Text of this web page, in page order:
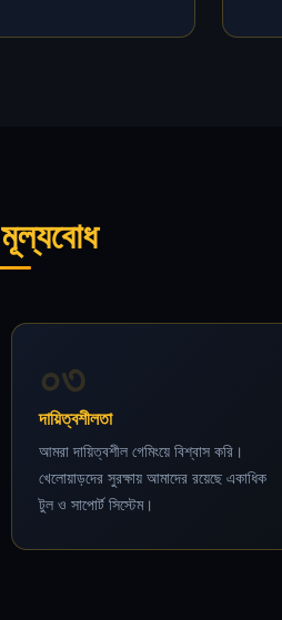
মূল্যবোধ
০৩
দায়িত্বশীলতা
আমরা দায়িত্বশীল গেমিংয়ে বিশ্বাস করি।
খেলোয়াড়দের সুরক্ষায় আমাদের রয়েছে একাধিক
টুল ও সাপোর্ট সিস্টেম।